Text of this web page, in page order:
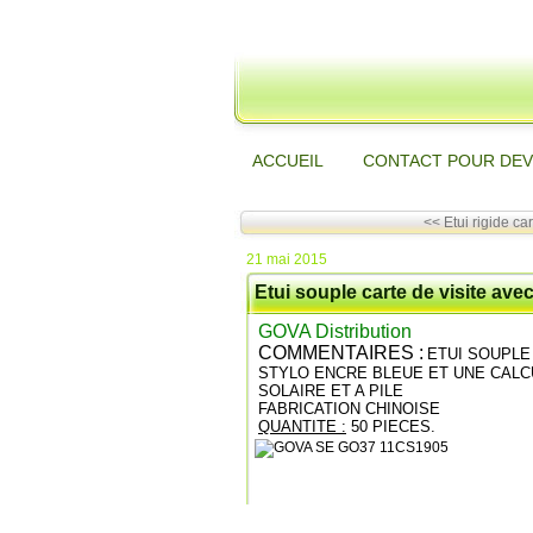
ACCUEIL CONTACT POUR
<< Etui rigide
21 mai 2015
Etui souple carte de visite
GOVA Distribution
COMMENTAIRES : ETUI
STYLO ENCRE BLEUE ET UNE
SOLAIRE ET A PILE
FABRICATION CHINOISE
QUANTITE : 50 PIECES.